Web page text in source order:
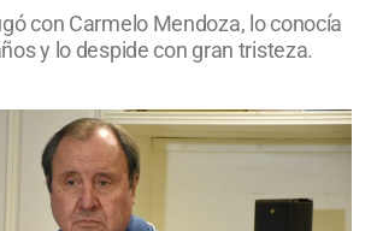
con Carmelo Mendoza, lo conocía
y lo despide con gran tristeza.